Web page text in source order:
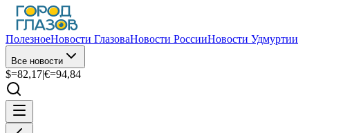
ПолезноеНовости ГлазоваНовости РоссииНовости Удмуртии
Все новости
$=82,17|€=94,84